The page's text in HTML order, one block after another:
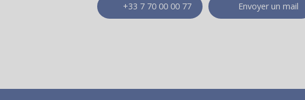
+33 7 70 00 00 77 Envoyer un mail